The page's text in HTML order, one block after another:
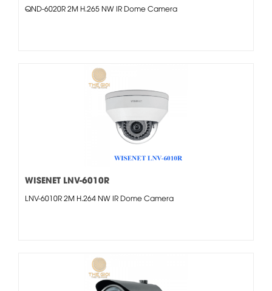
QND-6020R 2M H.265 NW IR Dome Camera
WISENET LNV-6010R
LNV-6010R 2M H.264 NW IR Dome Camera